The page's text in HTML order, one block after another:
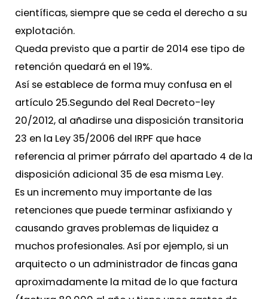
científicas, siempre que se ceda el derecho a su
explotación.
Queda previsto que a partir de 2014 ese tipo de
retención quedará en el 19%.
Así se establece de forma muy confusa en el
artículo 25.Segundo del Real Decreto-ley
20/2012, al añadirse una disposición transitoria
23 en la Ley 35/2006 del IRPF que hace
referencia al primer párrafo del apartado 4 de la
disposición adicional 35 de esa misma Ley.
Es un incremento muy importante de las
retenciones que puede terminar asfixiando y
causando graves problemas de liquidez a
muchos profesionales. Así por ejemplo, si un
arquitecto o un administrador de fincas gana
aproximadamente la mitad de lo que factura